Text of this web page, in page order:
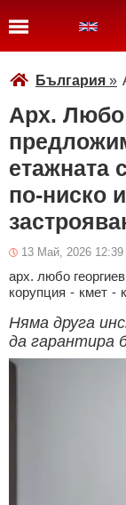
България »
Арх. Любо
етажната
по-ниско
13 Май, 2026 12:39
арх. любо георгиев
корупция - кмет -
Няма друга
да гарантира